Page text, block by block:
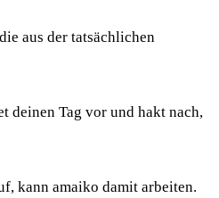
aus der tatsächlichen
deinen Tag vor und hakt nach,
kann amaiko damit arbeiten.